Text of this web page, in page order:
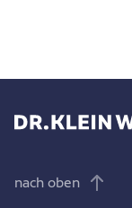
nach oben